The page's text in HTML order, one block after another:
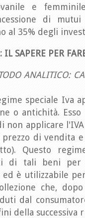
e
di
al 35% degli
SAPERE PER
ANALITICO:
speciale Iva
o antichità.
non applicare
di vendita
Questo
di tali beni per
ed è utilizzabile
che,
dal
della successiva